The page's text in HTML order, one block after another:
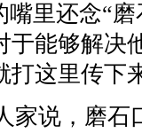
嘴里还念“
于能够解决
打这里传下
家说，磨石